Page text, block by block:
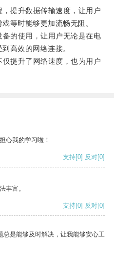
提升数据传输速度，让用户
等时能够更加流畅无阻。
的使用，让用户无论是在电
高效的网络连接。
提升了网络速度，也为用户
心我的学习啦！
支持[0] 反对[0]
丰富。
支持[0] 反对[0]
总是能够及时解决，让我能够安心工